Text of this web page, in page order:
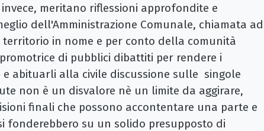
meritano riflessioni approfondite e
dell'Amministrazione Comunale, chiamata ad
in nome e per conto della comunità
di pubblici dibattiti per rendere i
abituarli alla civile discussione sulle singole
non è un disvalore nè un limite da aggirare,
finali che possono accontentare una parte e
fonderebbero su un solido presupposto di